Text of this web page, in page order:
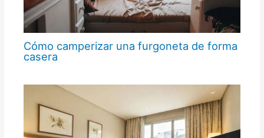
Cómo camperizar una furgoneta de forma
casera